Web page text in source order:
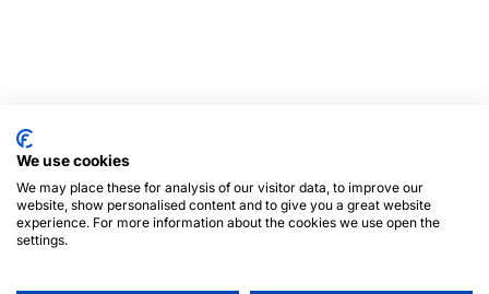
We use cookies
We may place these for analysis of our visitor data, to improve our
website, show personalised content and to give you a great website
experience. For more information about the cookies we use open the
settings.